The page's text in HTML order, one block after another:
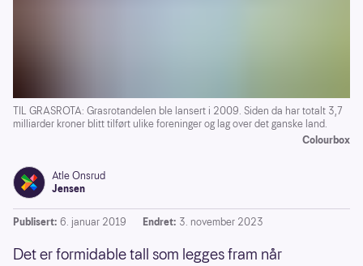
TIL GRASROTA: Grasrotandelen ble lansert i 2009. Siden da har totalt 3,7
milliarder kroner blitt tilført ulike foreninger og lag over det ganske land.
Colourbox
Atle Onsrud
Jensen
Publisert: 6. januar 2019 Endret: 3. november 2023
Det er formidable tall som legges fram når